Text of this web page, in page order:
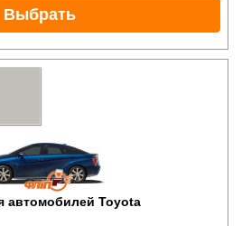
Выбрать
автомобилей Toyota